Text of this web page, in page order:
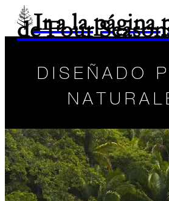
Ir a la página
de Four
DISEÑADO